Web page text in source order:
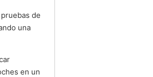
de
una
en un